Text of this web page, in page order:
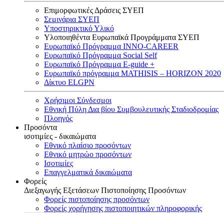
Επιμορφωτικές Δράσεις ΣΥΕΠ
Σεμινάρια ΣΥΕΠ
Υποστηρικτικό Υλικό
Υλοποιηθέντα Ευρωπαϊκά Προγράμματα ΣΥΕΠ
Ευρωπαϊκό Πρόγραμμα INNO-CAREER
Ευρωπαϊκό Πρόγραμμα Social Self
Ευρωπαϊκό Πρόγραμμα E-guide +
Ευρωπαϊκό πρόγραμμα MATHISIS – HORIZON 2020
Δίκτυο ELGPN
Χρήσιμοι Σύνδεσμοι
Εθνική Πύλη Δια βίου Συμβουλευτικής Σταδιοδρομίας
Πλοηγός
Προσόντα
ισοτιμίες - δικαιώματα
Εθνικό πλαίσιο προσόντων
Εθνικό μητρώο προσόντων
Ισοτιμίες
Επαγγελματικά δικαιώματα
Φορείς
Διεξαγωγής Εξετάσεων Πιστοποίησης Προσόντων
Φορείς πιστοποίησης προσόντων
Φορείς χορήγησης πιστοποιητικών πληροφορικής